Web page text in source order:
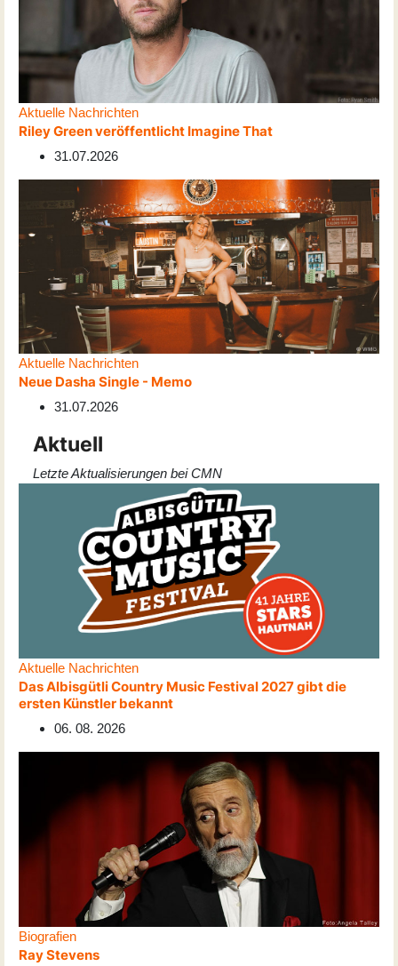
Aktuelle Nachrichten
Riley Green veröffentlicht Imagine That
31.07.2026
Aktuelle Nachrichten
Neue Dasha Single - Memo
31.07.2026
Aktuell
Letzte Aktualisierungen bei CMN
Aktuelle Nachrichten
Das Albisgütli Country Music Festival 2027 gibt die
ersten Künstler bekannt
06. 08. 2026
Biografien
Ray Stevens